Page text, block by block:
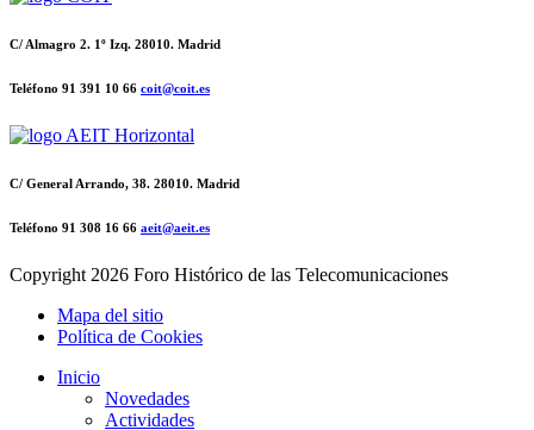
C/ Almagro 2. 1º Izq. 28010. Madrid
Teléfono 91 391 10 66 coit@coit.es
C/ General Arrando, 38. 28010. Madrid
Teléfono 91 308 16 66 aeit@aeit.es
Copyright 2026 Foro Histórico de las Telecomunicaciones
Mapa del sitio
Política de Cookies
Inicio
Novedades
Actividades